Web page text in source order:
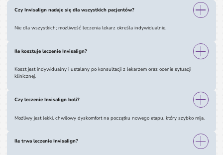
Czy Invisalign nadaje się dla wszystkich pacjentów?
Nie dla wszystkich; możliwość leczenia lekarz określa indywidualnie.
Ile kosztuje leczenie Invisalign?
Koszt jest indywidualny i ustalany po konsultacji z lekarzem oraz ocenie sytuacji
klinicznej.
Czy leczenie Invisalign boli?
Możliwy jest lekki, chwilowy dyskomfort na początku nowego etapu, który szybko mija.
Ile trwa leczenie Invisalign?